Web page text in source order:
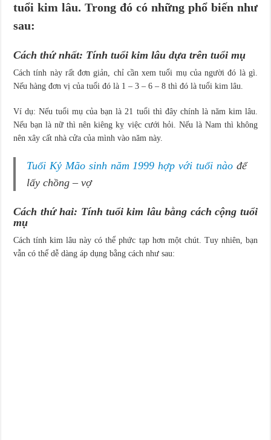
tuổi kim lâu. Trong đó có những phổ biến như
sau:
Cách thứ nhất: Tính tuổi kim lâu dựa trên tuổi mụ
Cách tính này rất đơn giản, chỉ cần xem tuổi mụ của người đó là gì.
Nếu hàng đơn vị của tuổi đó là 1 – 3 – 6 – 8 thì đó là tuổi kim lâu.
Ví dụ: Nếu tuổi mụ của bạn là 21 tuổi thì đây chính là năm kim lâu.
Nếu bạn là nữ thì nên kiêng kỵ việc cưới hỏi. Nếu là Nam thì không
nên xây cất nhà cửa của mình vào năm này.
Tuổi Kỷ Mão sinh năm 1999 hợp với tuổi nàođể
lấy chồng – vợ
Cách thứ hai: Tính tuổi kim lâu bằng cách cộng tuổi
mụ
Cách tính kim lâu này có thể phức tạp hơn một chút. Tuy nhiên, bạn
vẫn có thể dễ dàng áp dụng bằng cách như sau: